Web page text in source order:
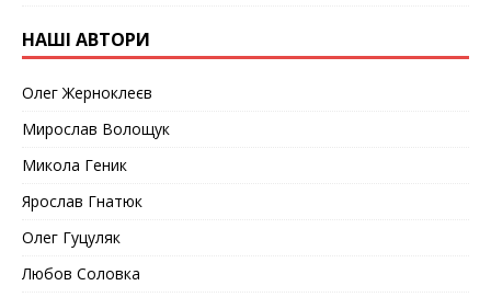
НАШІ АВТОРИ
Олег Жерноклеєв
Мирослав Волощук
Микола Геник
Ярослав Гнатюк
Олег Гуцуляк
Любов Соловка